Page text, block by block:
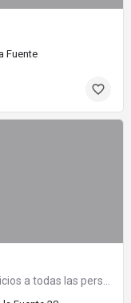
Fuente